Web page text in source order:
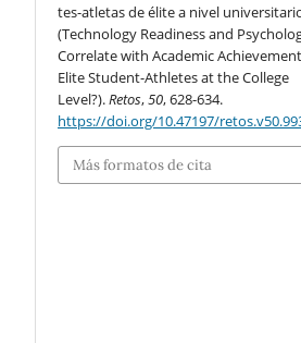
tes-atletas de élite a nivel
(Technology Readiness and
Correlate with Academic
Elite Student-Athletes at the College
Level?).Retos,50, 628-634.
https://doi.org/10.47197/
Más formatos de cita